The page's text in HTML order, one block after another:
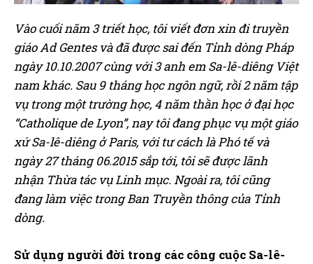
Vào cuối năm 3 triết học, tôi viết đơn xin đi truyền
giáo Ad Gentes và đã được sai đến Tỉnh dòng Pháp
ngày 10.10.2007 cùng với 3 anh em Sa-lê-diêng Việt
nam khác. Sau 9 tháng học ngôn ngữ, rồi 2 năm tập
vụ trong một trường học, 4 năm thần học ở đại học
“Catholique de Lyon”, nay tôi đang phục vụ một giáo
xứ Sa-lê-diêng ở Paris, với tư cách là Phó tế và
ngày 27 tháng 06.2015 sắp tới, tôi sẽ được lãnh
nhận Thừa tác vụ Linh mục. Ngoài ra, tôi cũng
đang làm việc trong Ban Truyền thông của Tỉnh
dòng.
Sử dụng người đời trong các công cuộc Sa-lê-